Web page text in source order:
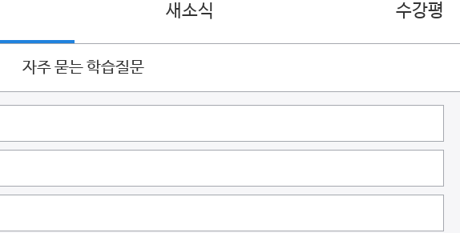
새소식 수강평
자주 묻는 학습질문